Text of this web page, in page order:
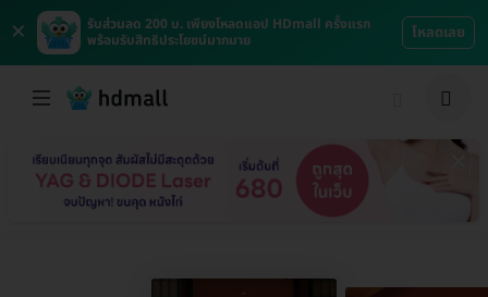
×
รับส่วนลด 200 บ. เพียงโหลดแอป HDmall ครั้งแรก
พร้อมรับสิทธิประโยชน์มากมาย
โหลดเลย